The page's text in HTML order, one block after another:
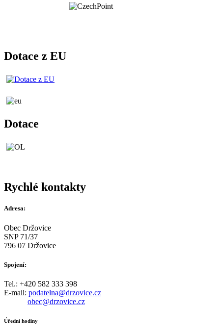
Dotace z EU
Dotace
Rychlé kontakty
Adresa:
Obec Držovice
SNP 71/37
796 07 Držovice
Spojení:
Tel.: +420 582 333 398
E-mail: podatelna@drzovice.cz
obec@drzovice.cz
Úřední hodiny